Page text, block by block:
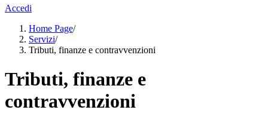
Accedi
Home Page/
Servizi/
Tributi, finanze e contravvenzioni
Tributi, finanze e
contravvenzioni